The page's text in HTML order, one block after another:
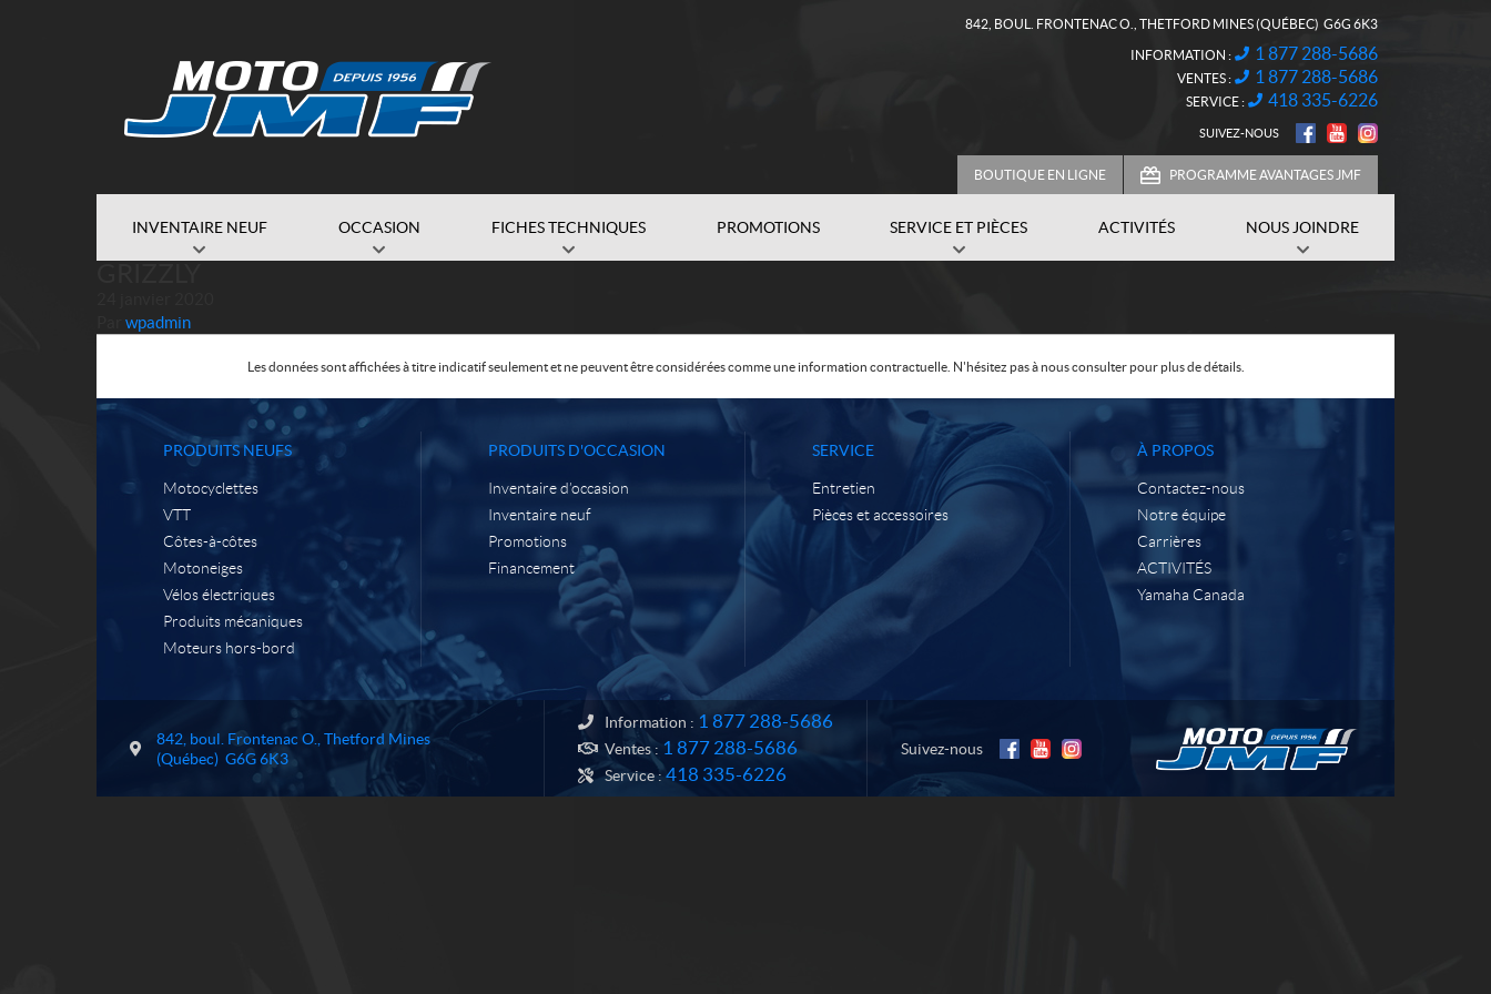
842, BOUL. FRONTENAC O. THETFORD MINES(QUÉBEC) G6G 6K3
INFORMATION : 1 877 288-5686
VENTES : 1 877 288-5686
SERVICE : 418 335-6226
SUIVEZ-NOUS
BOUTIQUE EN LIGNE PROGRAMME AVANTAGES JMF
INVENTAIRE NEUF OCCASION FICHES TECHNIQUES PROMOTIONS SERVICE ET PIÈCES ACTIVITÉS NOUS JOINDRE
wpadmin
Les données sont affichées à titre indicatif seulement et ne peuvent être considérées comme une information contractuelle. N'hésitez pas à nous consulter pour plus de détails.
PRODUITS NEUFS
Motocyclettes
VTT
Côtes-à-côtes
Motoneiges
Vélos électriques
Produits mécaniques
Moteurs hors-bord
PRODUITS D'OCCASION
Inventaire d’occasion
Inventaire neuf
Promotions
Financement
SERVICE
Entretien
Pièces et accessoires
À PROPOS
Contactez-nous
Notre équipe
Carrières
ACTIVITÉS
Yamaha Canada
842, boul. Frontenac O. Thetford Mines
(Québec) G6G 6K3
Information : 1 877 288-5686
Ventes : 1 877 288-5686
Service : 418 335-6226
Suivez-nous